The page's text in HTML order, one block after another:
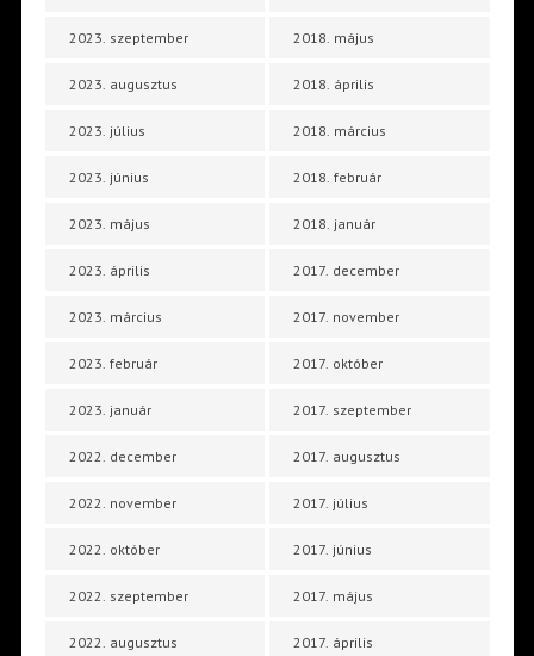
2023. szeptember
2023. augusztus
2023. július
2023. június
2023. május
2023. április
2023. március
2023. február
2023. január
2022. december
2022. november
2022. október
2022. szeptember
2022. augusztus
2018. május
2018. április
2018. március
2018. február
2018. január
2017. december
2017. november
2017. október
2017. szeptember
2017. augusztus
2017. július
2017. június
2017. május
2017. április